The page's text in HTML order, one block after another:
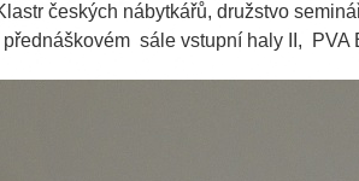
českých nábytkářů, družstvo
sále vstupní haly II, PVA